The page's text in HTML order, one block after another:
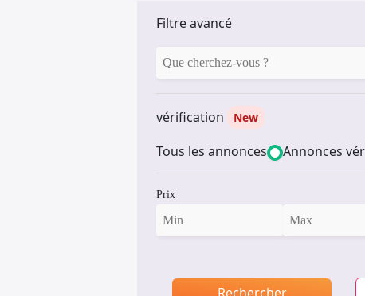
Filtre avancé
vérification New
Tous les annonces Annonces
Prix